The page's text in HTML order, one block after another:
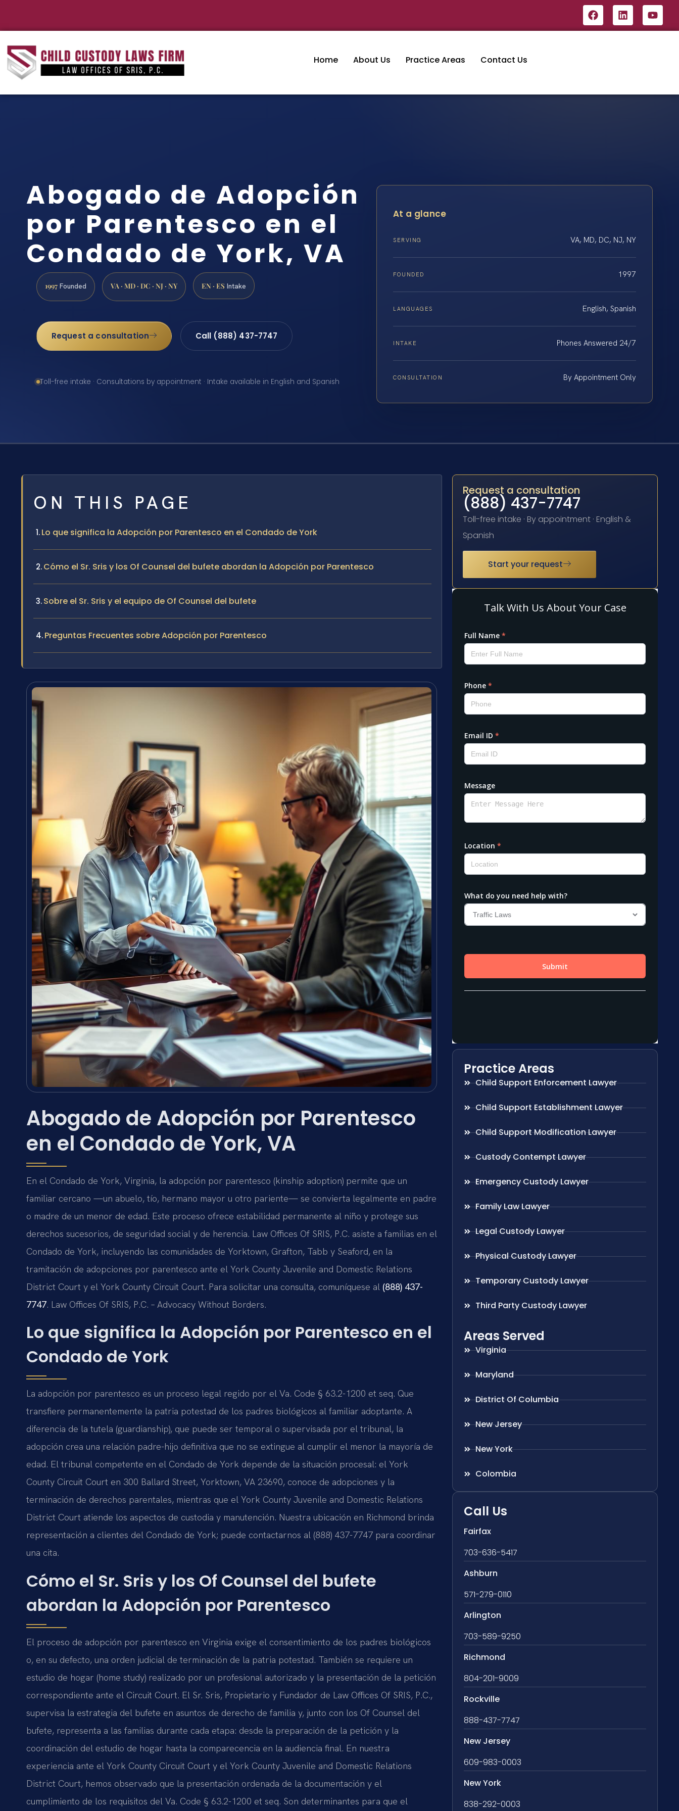
Home About Us Practice Areas Contact Us
Abogado de Adopción
por Parentesco en el
Condado de York, VA
1997 Founded VA · MD · DC · NJ · NY EN · ES Intake
Request a consultation Call (888) 437-7747
Toll-free intake · Consultations by appointment · Intake available in English and Spanish
At a glance
SERVING VA, MD, DC, NJ, NY
FOUNDED 1997
LANGUAGES English, Spanish
INTAKE Phones Answered 24/7
CONSULTATION By Appointment Only
ON THIS PAGE
Lo que significa la Adopción por Parentesco en el Condado de York
Cómo el Sr. Sris y los Of Counsel del bufete abordan la Adopción por Parentesco
Sobre el Sr. Sris y el equipo de Of Counsel del bufete
Preguntas Frecuentes sobre Adopción por Parentesco
Abogado de Adopción por Parentesco
en el Condado de York, VA
En el Condado de York, Virginia, la adopción por parentesco (kinship adoption) permite que un
familiar cercano —un abuelo, tío, hermano mayor u otro pariente— se convierta legalmente en padre
o madre de un menor de edad. Este proceso ofrece estabilidad permanente al niño y protege sus
derechos sucesorios, de seguridad social y de herencia. Law Offices Of SRIS, P.C. asiste a familias en el
Condado de York, incluyendo las comunidades de Yorktown, Grafton, Tabb y Seaford, en la
tramitación de adopciones por parentesco ante el York County Juvenile and Domestic Relations
District Court y el York County Circuit Court. Para solicitar una consulta, comuníquese al (888) 437-
7747. Law Offices Of SRIS, P.C. – Advocacy Without Borders.
Lo que significa la Adopción por Parentesco en el
Condado de York
La adopción por parentesco es un proceso legal regido por el Va. Code § 63.2-1200 et seq. Que
transfiere permanentemente la patria potestad de los padres biológicos al familiar adoptante. A
diferencia de la tutela (guardianship), que puede ser temporal o supervisada por el tribunal, la
adopción crea una relación padre-hijo definitiva que no se extingue al cumplir el menor la mayoría de
edad. El tribunal competente en el Condado de York depende de la situación procesal: el York
County Circuit Court en 300 Ballard Street, Yorktown, VA 23690, conoce de adopciones y la
terminación de derechos parentales, mientras que el York County Juvenile and Domestic Relations
District Court atiende los aspectos de custodia y manutención. Nuestra ubicación en Richmond brinda
representación a clientes del Condado de York; puede contactarnos al (888) 437-7747 para coordinar
una cita.
Cómo el Sr. Sris y los Of Counsel del bufete
abordan la Adopción por Parentesco
El proceso de adopción por parentesco en Virginia exige el consentimiento de los padres biológicos
o, en su defecto, una orden judicial de terminación de la patria potestad. También se requiere un
estudio de hogar (home study) realizado por un profesional autorizado y la presentación de la petición
correspondiente ante el Circuit Court. El Sr. Sris, Propietario y Fundador de Law Offices Of SRIS, P.C.,
supervisa la estrategia del bufete en asuntos de derecho de familia y, junto con los Of Counsel del
bufete, representa a las familias durante cada etapa: desde la preparación de la petición y la
coordinación del estudio de hogar hasta la comparecencia en la audiencia final. En nuestra
experiencia ante el York County Circuit Court y el York County Juvenile and Domestic Relations
District Court, hemos observado que la presentación ordenada de la documentación y el
cumplimiento de los requisitos del Va. Code § 63.2-1200 et seq. Son determinantes para que el
Request a consultation
(888) 437-7747
Toll-free intake · By appointment · English &
Spanish
Start your request
Practice Areas
Child Support Enforcement Lawyer
Child Support Establishment Lawyer
Child Support Modification Lawyer
Custody Contempt Lawyer
Emergency Custody Lawyer
Family Law Lawyer
Legal Custody Lawyer
Physical Custody Lawyer
Temporary Custody Lawyer
Third Party Custody Lawyer
Areas Served
Virginia
Maryland
District Of Columbia
New Jersey
New York
Colombia
Call Us
Fairfax
703-636-5417
Ashburn
571-279-0110
Arlington
703-589-9250
Richmond
804-201-9009
Rockville
888-437-7747
New Jersey
609-983-0003
New York
838-292-0003